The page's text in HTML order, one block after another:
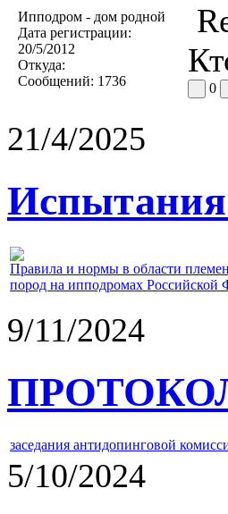
Ипподром - дом родной
Дата регистрации:
20/5/2012
Откуда:
Сообщений: 1736 0
21/4/2025
Правила и нормы в области
пород на ипподромах Российской
9/11/2024
заседания антидопинговой
5/10/2024